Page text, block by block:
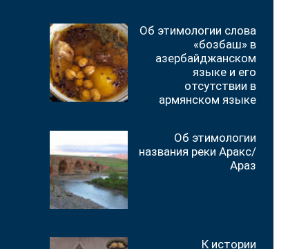
Об этимологии слова
«бозбаш» в
азербайджанском
языке и его
отсутствии в
армянском языке
Об этимологии
названия реки Аракс/
Араз
К истории